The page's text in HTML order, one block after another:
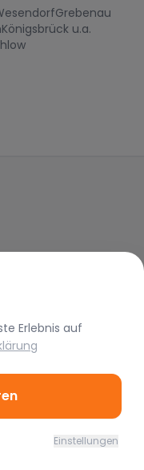
Grebenau
Königsbrück u.a.
Erlebnis auf
Einstellungen